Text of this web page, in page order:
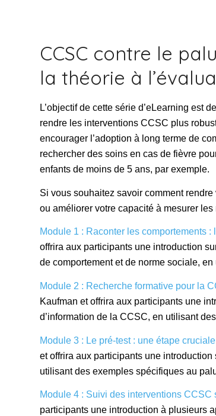
CCSC contre le
la théorie à
L’objectif de cette série d’eLearning est
rendre les interventions CCSC plus
encourager l’adoption à long terme de
rechercher des soins en cas de fièvre
enfants de moins de 5 ans, par exemple.
Si vous souhaitez savoir comment
ou améliorer votre capacité à mesurer
Module 1 : Raconter les comportements
offrira aux participants une introduction
de comportement et de norme sociale,
Module 2 : Recherche formative pour la
Kaufman et offrira aux participants une
d’information de la CCSC, en utilisant
Module 3 : Le pré-test : une étape
et offrira aux participants une
utilisant des exemples spécifiques au
Module 4 : Suivi des interventions CCSC
participants une introduction à plusieurs